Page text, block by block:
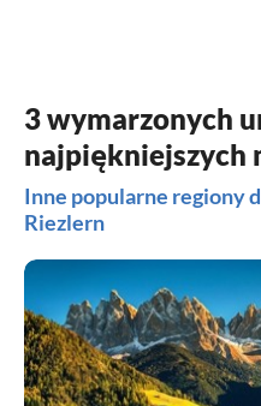
3 wymarzonych
najpiękniejszych
Inne popularne regiony
Riezlern